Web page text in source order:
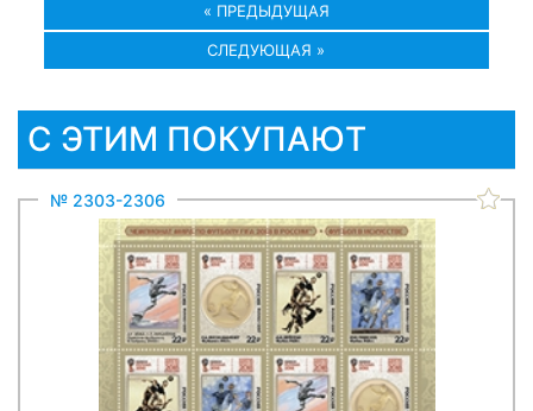
« ПРЕДЫДУЩАЯ
СЛЕДУЮЩАЯ »
С ЭТИМ ПОКУПАЮТ
№ 2303-2306